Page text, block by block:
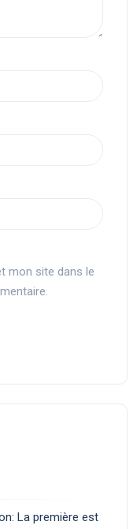
mon site dans le
La première est